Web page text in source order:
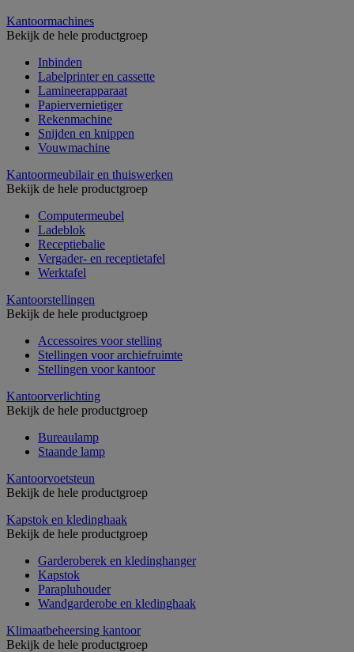
Kantoormachines
Bekijk de hele productgroep
Inbinden
Labelprinter en cassette
Lamineerapparaat
Papiervernietiger
Rekenmachine
Snijden en knippen
Vouwmachine
Kantoormeubilair en thuiswerken
Bekijk de hele productgroep
Computermeubel
Ladeblok
Receptiebalie
Vergader- en receptietafel
Werktafel
Kantoorstellingen
Bekijk de hele productgroep
Accessoires voor stelling
Stellingen voor archiefruimte
Stellingen voor kantoor
Kantoorverlichting
Bekijk de hele productgroep
Bureaulamp
Staande lamp
Kantoorvoetsteun
Bekijk de hele productgroep
Kapstok en kledinghaak
Bekijk de hele productgroep
Garderoberek en kledinghanger
Kapstok
Parapluhouder
Wandgarderobe en kledinghaak
Klimaatbeheersing kantoor
Bekijk de hele productgroep